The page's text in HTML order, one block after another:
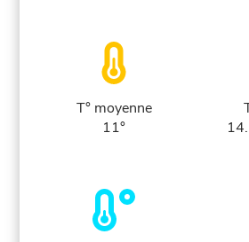
T° moyenne
11°